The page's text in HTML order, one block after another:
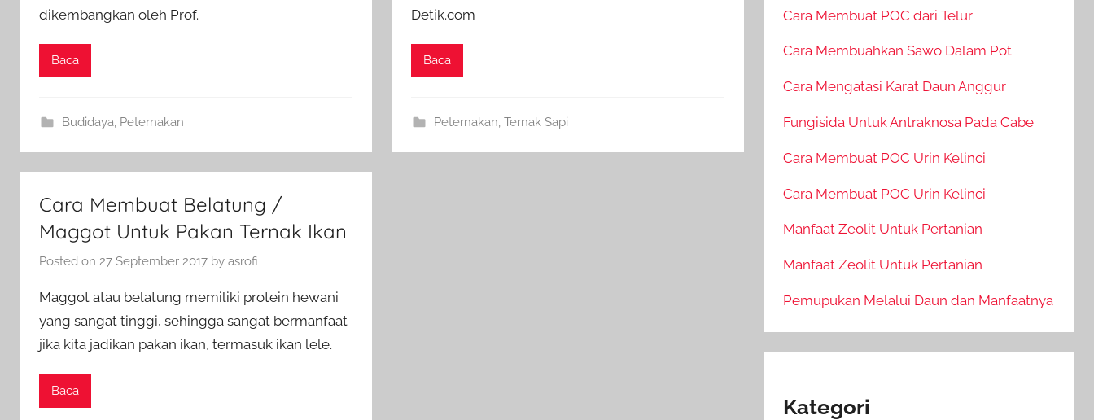
dikembangkan oleh Prof.
Baca
Budidaya, Peternakan
Detik.com
Baca
Peternakan, Ternak Sapi
Cara Membuat Belatung /
Maggot Untuk Pakan Ternak Ikan
Posted on 27 September 2017 by asrofi
Maggot atau belatung memiliki protein hewani
yang sangat tinggi, sehingga sangat bermanfaat
jika kita jadikan pakan ikan, termasuk ikan lele.
Baca
Cara Membuat POC dari Telur
Cara Membuahkan Sawo Dalam Pot
Cara Mengatasi Karat Daun Anggur
Fungisida Untuk Antraknosa Pada Cabe
Cara Membuat POC Urin Kelinci
Cara Membuat POC Urin Kelinci
Manfaat Zeolit Untuk Pertanian
Manfaat Zeolit Untuk Pertanian
Pemupukan Melalui Daun dan Manfaatnya
Kategori